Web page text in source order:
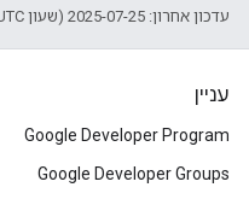
עדכון אחרון: 2025-07-25 (שעון UTC).
עניין
Google Developer Program
Google Developer Groups